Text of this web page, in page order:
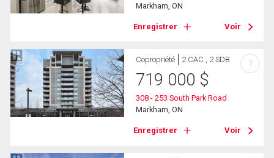
Markham, ON
Enregistrer Voir
Copropriété 2 CAC , 2 SDB
719 000 $
308 - 253 South Park Road
Markham, ON
Enregistrer Voir
?